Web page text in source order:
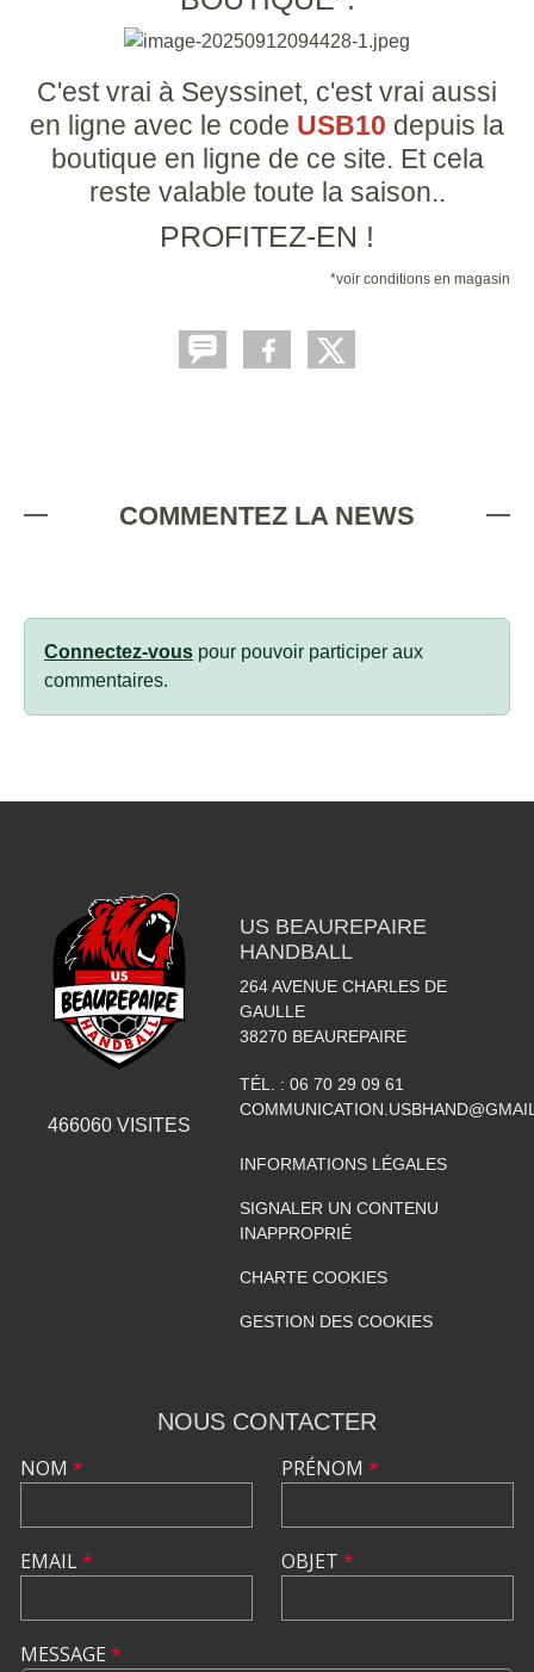
C'est vrai à Seyssinet, c'est vrai aussi
en ligne avec le code USB10 depuis la
boutique en ligne de ce site. Et cela
reste valable toute la saison..
PROFITEZ-EN !
*voir conditions en magasin
COMMENTEZ LA NEWS
Connectez-vous pour pouvoir participer aux
commentaires.
466060 VISITES
US BEAUREPAIRE
HANDBALL
264 AVENUE CHARLES DE
GAULLE
38270 BEAUREPAIRE
TÉL. : 06 70 29 09 61
INFORMATIONS LÉGALES
SIGNALER UN CONTENU
INAPPROPRIÉ
CHARTE COOKIES
GESTION DES COOKIES
NOUS CONTACTER
NOM *
EMAIL*
PRÉNOM *
OBJET *
MESSAGE *